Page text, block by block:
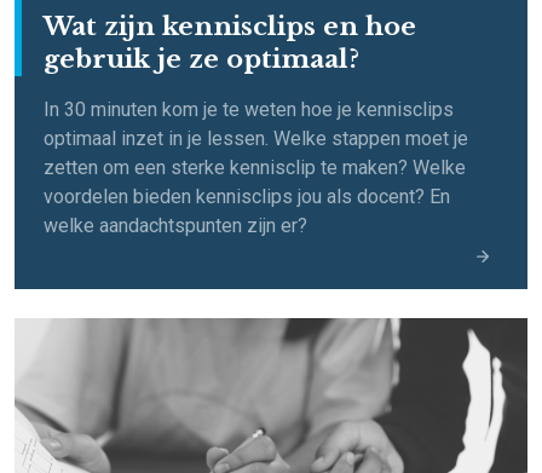
Wat zijn kennisclips en hoe
gebruik je ze optimaal?
In 30 minuten kom je te weten hoe je kennisclips
optimaal inzet in je lessen. Welke stappen moet je
zetten om een sterke kennisclip te maken? Welke
voordelen bieden kennisclips jou als docent? En
welke aandachtspunten zijn er?